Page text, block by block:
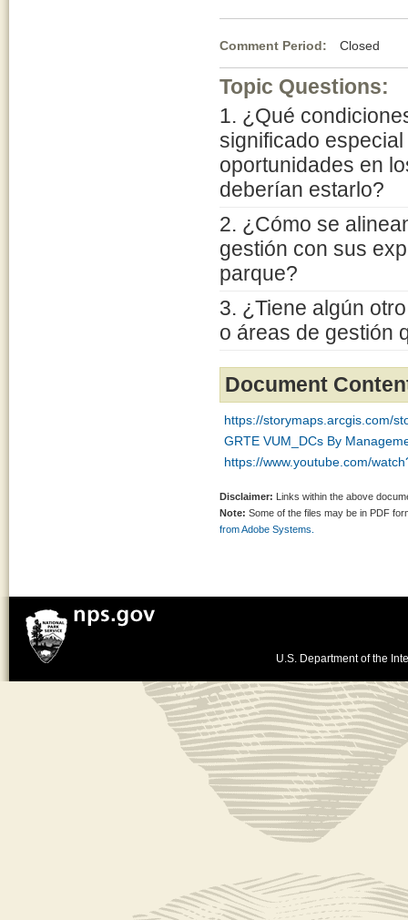
Comment Period: Closed
Topic Questions:
1. ¿Qué
significado
oportunidades en
deberían estarlo?
2. ¿Cómo se
gestión con sus
parque?
3. ¿Tiene algún
o áreas de gestión
Document
https://storymaps.arcgis.com/
GRTE VUM_DCs By
https://www.youtube.com/
Disclaimer: Links within the above
Note: Some of the files may be in PDF
from Adobe Systems.
U.S. Department of the